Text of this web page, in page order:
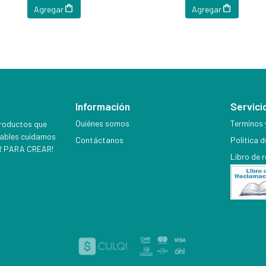
Agregar Agregar
que
cuidamos
CREAR!
Información
Quiénes somos
Contáctanos
Terminos
Política
Libro de